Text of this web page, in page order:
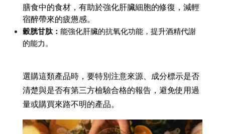
膳食中的食材，有助於強化肝臟細胞的修復，減輕
宿醉帶來的疲憊感。
穀胱甘肽： 能強化肝臟的抗氧化功能，提升酒精代謝
的能力。
選購這類產品時，要特別注意來源、成分標示是否
清楚與是否有第三方檢驗合格的報告，避免使用過
量或購買來路不明的產品。